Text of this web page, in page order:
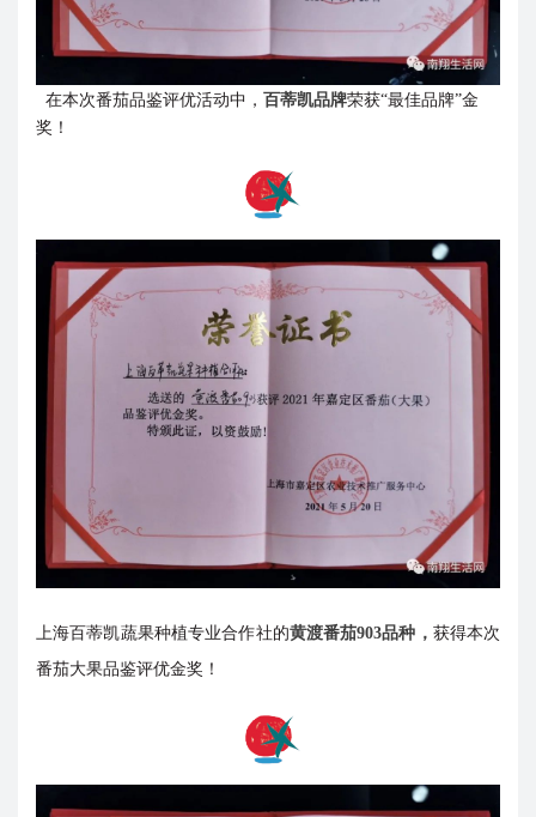
在本次番茄品鉴评优活动中， 百蒂凯品牌荣获“最佳品牌”金
奖！
上海百蒂凯蔬果种植专业合作社的黄渡番茄903品种， 获得本次
番茄大果品鉴评优金奖！